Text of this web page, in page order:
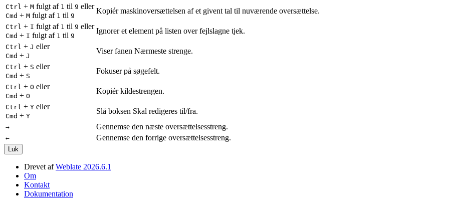
Ctrl + M fulgt af 1 til 9 eller
Cmd + M fulgt af 1 til 9
Kopiér maskinoversættelsen af et givent tal til nuværende oversættelse.
Ctrl + I fulgt af 1 til 9 eller
Cmd + I fulgt af 1 til 9
Ignorer et element på listen over fejlslagne tjek.
Ctrl + J eller
Cmd + J
Viser fanen Nærmeste strenge.
Ctrl + S eller
Cmd + S
Fokuser på søgefelt.
Ctrl + O eller
Cmd + O
Kopiér kildestrengen.
Ctrl + Y eller
Cmd + Y
Slå boksen Skal redigeres til/fra.
→ Gennemse den næste oversættelsesstreng.
← Gennemse den forrige oversættelsesstreng.
Luk
Drevet afWeblate 2026.6.1
Om
Kontakt
Dokumentation